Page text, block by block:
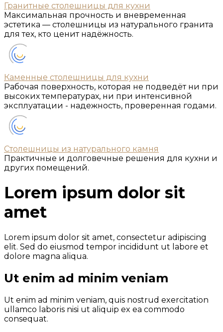
Гранитные столешницы для кухни
Максимальная прочность и вневременная
эстетика — столешницы из натурального гранита
для тех, кто ценит надёжность.
Каменные столешницы для кухни
Рабочая поверхность, которая не подведёт ни при
высоких температурах, ни при интенсивной
эксплуатации - надежность, проверенная годами.
Столешницы из натурального камня
Практичные и долговечные решения для кухни и
других помещений.
Lorem ipsum dolor sit
amet
Lorem ipsum dolor sit amet, consectetur adipiscing
elit. Sed do eiusmod tempor incididunt ut labore et
dolore magna aliqua.
Ut enim ad minim veniam
Ut enim ad minim veniam, quis nostrud exercitation
ullamco laboris nisi ut aliquip ex ea commodo
consequat.